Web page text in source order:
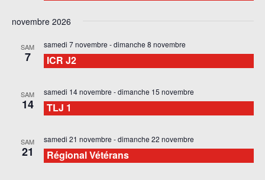
novembre 2026
SAM
7
samedi 7 novembre -dimanche 8 novembre
ICR J2
SAM
14
samedi 14 novembre -dimanche 15 novembre
TLJ 1
SAM
21
samedi 21 novembre -dimanche 22 novembre
Régional Vétérans